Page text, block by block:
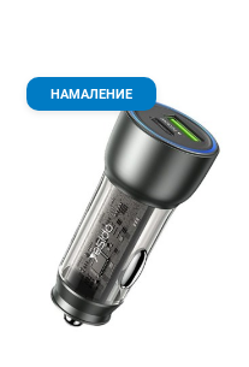
НАМАЛЕНИЕ